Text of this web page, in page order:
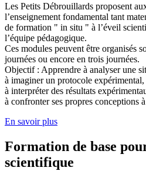
Les Petits Débrouillards proposent
l’enseignement fondamental tant
de formation " in situ " à l’éveil
l’équipe pédagogique.
Ces modules peuvent être organisés
journées ou encore en trois journées.
Objectif : Apprendre à analyser une
à imaginer un protocole expérimental,
à interpréter des résultats
à confronter ses propres conceptions
En savoir plus
Formation de base
scientifique